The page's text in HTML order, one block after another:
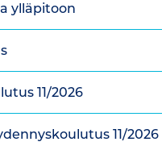
ylläpitoon
11/2026
11/2026